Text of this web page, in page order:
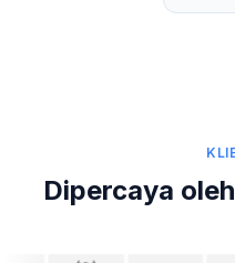
Dipercaya